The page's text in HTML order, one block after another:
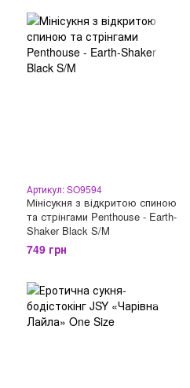
Артикул: SO9594
Мінісукня з відкритою спиною
та стрінгами Penthouse - Earth-
Shaker Black S/M
749 грн